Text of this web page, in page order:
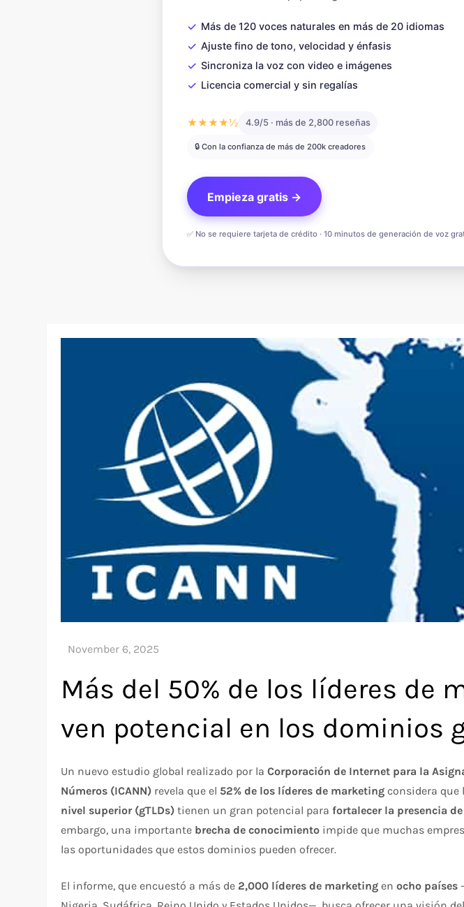
✓ Más de 120 voces naturales en más de 20 idiomas
✓ Ajuste fino de tono, velocidad y énfasis
✓ Sincroniza la voz con video e imágenes
✓ Licencia comercial y sin regalías
★★★★½ 4.9/5 · más de 2,800 reseñas
🔒 Con la confianza de más de 200k creadores
Empieza gratis →
✅ No se requiere tarjeta de crédito · 10 minutos de generación de voz
Más del 50% de los líderes de
ven potencial en los dominios
Un nuevo estudio global realizado por laCorporación de Internet para la
Números (ICANN) revela que el 52% de los líderes de marketing considera que
nivel superior (gTLDs) tienen un gran potencial parafortalecer la presencia
embargo, una importante brecha de conocimiento impide que muchas
las oportunidades que estos dominios pueden ofrecer.
El informe, que encuestó a más de 2,000 líderes de marketing enocho países